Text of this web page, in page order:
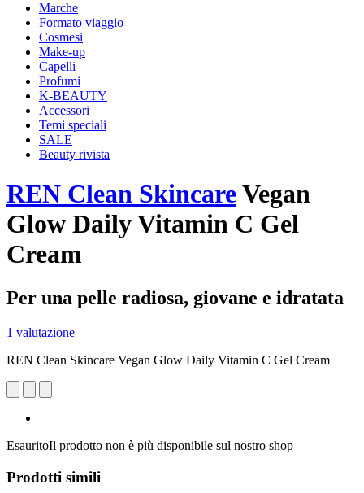
Marche
Formato viaggio
Cosmesi
Make-up
Capelli
Profumi
K-BEAUTY
Accessori
Temi speciali
SALE
Beauty rivista
REN Clean SkincareVegan
Glow Daily Vitamin C Gel
Cream
Per una pelle radiosa, giovane e idratata
1 valutazione
REN Clean Skincare Vegan Glow Daily Vitamin C Gel Cream
EsauritoIl prodotto non è più disponibile sul nostro shop
Prodotti simili